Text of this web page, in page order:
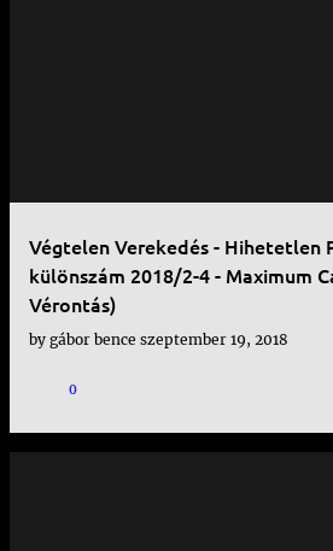
Végtelen Verekedés - Hihetetlen
különszám 2018/2-4 - Maximum
Vérontás)
by gábor bence szeptember 19, 2018
0